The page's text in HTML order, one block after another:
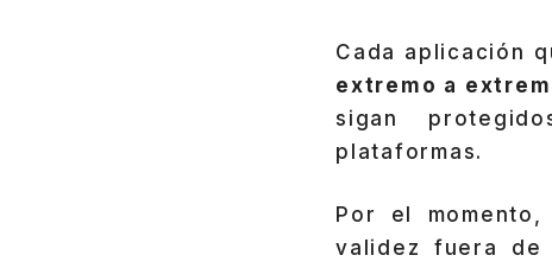
Cada aplicación
extremo a
sigan
plataformas.
Por el
validez fuera